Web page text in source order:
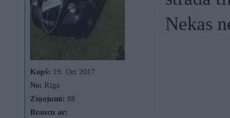
Kopš: 19. Oct 2017
No: Rīga
Ziņojumi: 88
Braucu ar:
Nekas